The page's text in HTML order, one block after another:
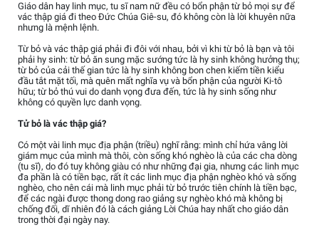
Giáo dân hay linh mục, tu sĩ nam nữ đều có bổn phận từ bỏ mọi sự để
vác thập giá đi theo Đức Chúa Giê-su, đó không còn là lời khuyên nữa
nhưng là mệnh lệnh.
Từ bỏ và vác thập giá phải đi đôi với nhau, bởi vì khi từ bỏ là bạn và tôi
phải hy sinh: từ bỏ ăn sung mặc sướng tức là hy sinh không hưởng thụ;
từ bỏ của cải thế gian tức là hy sinh không bon chen kiếm tiền kiểu
đầu tắt mặt tối, mà quên mất nghĩa vụ và bổn phận của người Ki-tô
hữu; từ bỏ thú vui do danh vọng đưa đến, tức là hy sinh sống như
không có quyền lực danh vọng.
Tử bỏ là vác thập giá?
Có một vài linh mục địa phận (triều) nghĩ rằng: mình chỉ hứa vâng lời
giám mục của mình mà thôi, còn sống khó nghèo là của các cha dòng
(tu sĩ), do đó tuy không giàu có như những đại gia, nhưng các linh mục
đa phần là có tiền bạc, rất ít các linh mục địa phận nghèo khó và sống
nghèo, cho nên cái mà linh mục phải từ bỏ trước tiên chính là tiền bạc,
để các ngài được thong dong rao giảng sự nghèo khó mà không bị
chống đối, dĩ nhiên đó là cách giảng Lời Chúa hay nhất cho giáo dân
trong thời đại ngày nay.